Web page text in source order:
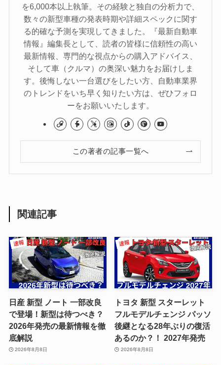
を6,000本以上執筆。その経験と独自の分析力で、
数々の新型車種の発表時期や詳細スペックに関す
る的確な予測を実現してきました。『最新自動車
情報』編集長として、読者の皆様に信頼性の高い
最新情報、専門的な視点からの購入アドバイス、
そして車（クルマ）の奥深い魅力をお届けしま
す。後悔しない一台選びをしたい方、自動車業界
のトレンドをいち早く知りたい方は、ぜひフォロ
ーをお願いいたします。
この著者の記事一覧へ
関連記事
日産 新型 ノート 一部改良
で登場！新型は待つべき？
2026年発売の最新情報を徹
底解説
2026年8月8日
トヨタ 新型 スターレット
フルモデルチェンジ パッソ
後継となる28年ぶりの復活
あるのか？！ 2027年発売
2026年8月8日